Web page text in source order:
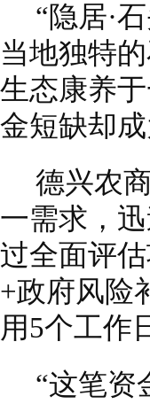
“隐居·
当地独特
生态康养
金短缺却
德兴农
一需求，
过全面评
+政府风险
用5个工作
“这笔资